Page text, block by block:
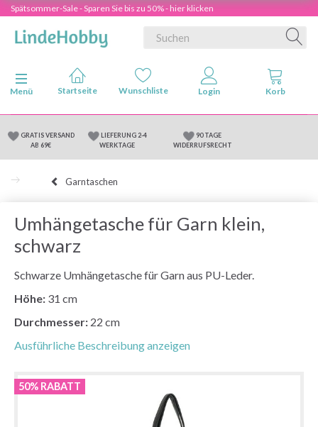
Spätsommer-Sale - Sparen Sie bis zu 50% - hier klicken
Anzeige ändern
Menü
GRATIS VERSAND
AB 69€
LIEFERUNG 2-4
WERKTAGE
90 TAGE
WIDERRUFSRECHT
Garntaschen
Umhängetasche für Garn klein,
schwarz
Schwarze Umhängetasche für Garn aus PU-Leder.
Höhe: 31 cm
Durchmesser: 22 cm
Ausführliche Beschreibung anzeigen
50% RABATT